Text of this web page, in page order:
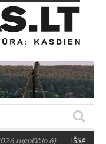
IŠSAUGOS URBANISTINĮ